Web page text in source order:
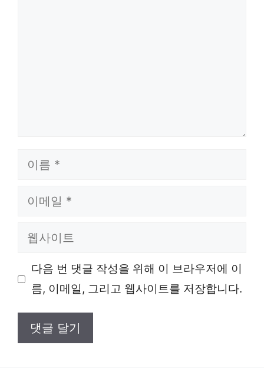
이
이
일
웹
이 다음 번 댓글 작성을 위해 이 브라우저에 이
름, 이메일, 그리고 웹사이트를 저장합니다.